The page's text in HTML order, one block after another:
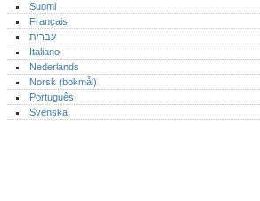
Suomi
Français
עברית
Italiano
Nederlands
Norsk (bokmål)‎
Português‎
Svenska